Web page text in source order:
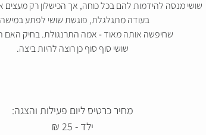
שושי מנסה להידמות להם בכל כוחה, אך הכישלון רק
בעודה מתגלגלת, פוגשת שושי לפתע
שחיפשה אותה מאוד - אמה התרנגולת. בחיק האם
שושי סוף סוף כן רוצה להיות ביצה.
מחיר כרטיס ליום פעילות והצגה:
ילד - 25 ₪